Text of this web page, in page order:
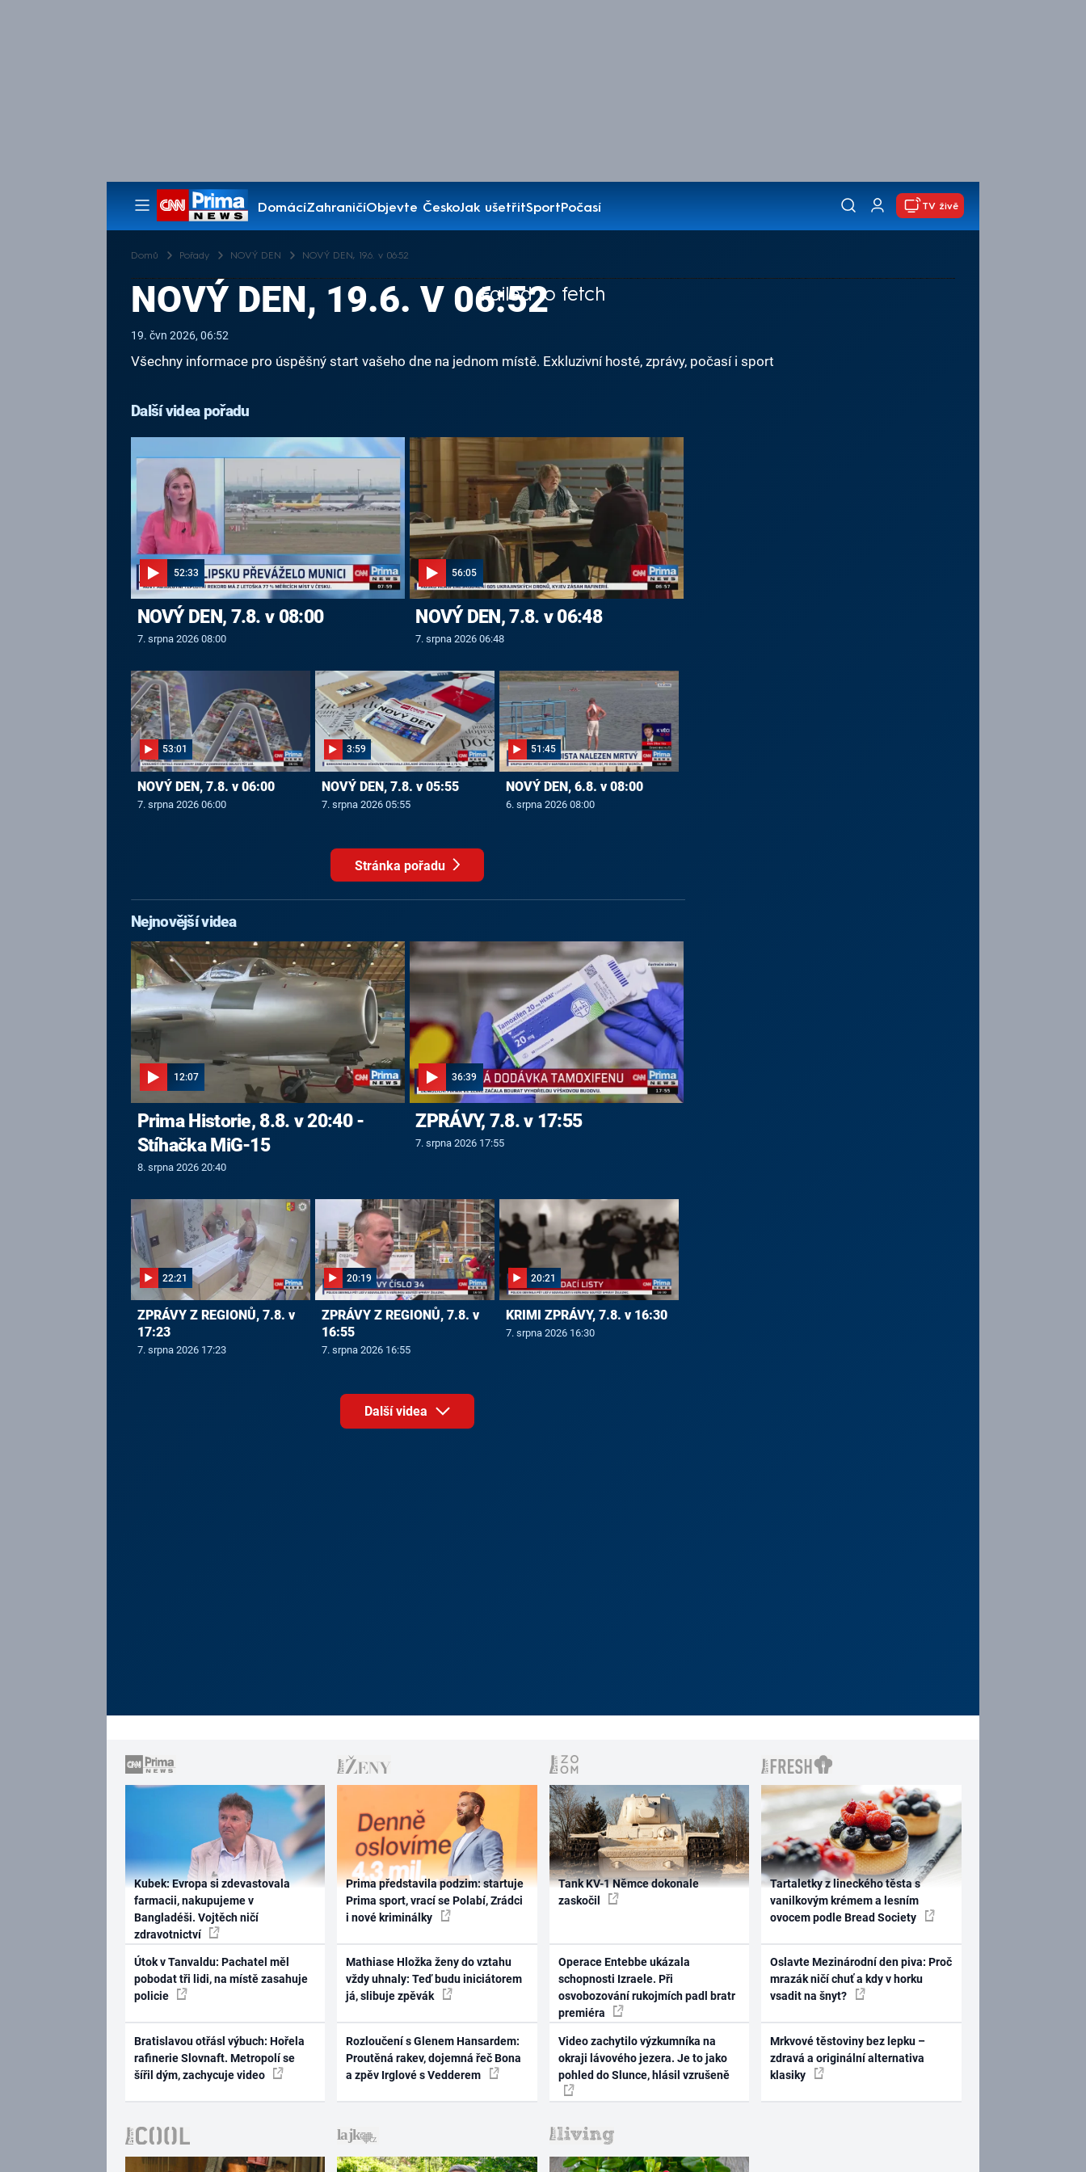
DomácíZahraničíObjevte ČeskoJak ušetřitSportPočasí
Pořady
TV živě
Domů Pořady NOVÝ DEN NOVÝ DEN, 19.6. v 06:52
Failed to fetch
NOVÝ DEN, 19.6. V 06:52
19. čvn 2026, 06:52
Všechny informace pro úspěšný start vašeho dne na jednom místě. Exkluzivní hosté, zprávy, počasí i sport
Další videa pořadu
52:33
NOVÝ DEN, 7.8. v 08:00
7. srpna 2026 08:00
56:05
NOVÝ DEN, 7.8. v 06:48
7. srpna 2026 06:48
53:01
NOVÝ DEN, 7.8. v 06:00
7. srpna 2026 06:00
3:59
NOVÝ DEN, 7.8. v 05:55
7. srpna 2026 05:55
51:45
NOVÝ DEN, 6.8. v 08:00
6. srpna 2026 08:00
Stránka pořadu
Nejnovější videa
12:07
Prima Historie, 8.8. v 20:40 -
Stíhačka MiG-15
8. srpna 2026 20:40
36:39
ZPRÁVY, 7.8. v 17:55
7. srpna 2026 17:55
22:21
ZPRÁVY Z REGIONŮ, 7.8. v
17:23
7. srpna 2026 17:23
20:19
ZPRÁVY Z REGIONŮ, 7.8. v
16:55
7. srpna 2026 16:55
20:21
KRIMI ZPRÁVY, 7.8. v 16:30
7. srpna 2026 16:30
Další videa
Kubek: Evropa si zdevastovala
farmacii, nakupujeme v
Bangladéši. Vojtěch ničí
zdravotnictví
Útok v Tanvaldu: Pachatel měl
pobodat tři lidi, na místě zasahuje
policie
Bratislavou otřásl výbuch: Hořela
rafinerie Slovnaft. Metropolí se
šířil dým, zachycuje video
Prima představila podzim: startuje
Prima sport, vrací se Polabí, Zrádci
i nové kriminálky
Mathiase Hložka ženy do vztahu
vždy uhnaly: Teď budu iniciátorem
já, slibuje zpěvák
Rozloučení s Glenem Hansardem:
Proutěná rakev, dojemná řeč Bona
a zpěv Irglové s Vedderem
Tank KV-1 Němce dokonale
zaskočil
Operace Entebbe ukázala
schopnosti Izraele. Při
osvobozování rukojmích padl bratr
premiéra
Video zachytilo výzkumníka na
okraji lávového jezera. Je to jako
pohled do Slunce, hlásil vzrušeně
Tartaletky z lineckého těsta s
vanilkovým krémem a lesním
ovocem podle Bread Society
Oslavte Mezinárodní den piva: Proč
mrazák ničí chuť a kdy v horku
vsadit na šnyt?
Mrkvové těstoviny bez lepku –
zdravá a originální alternativa
klasiky